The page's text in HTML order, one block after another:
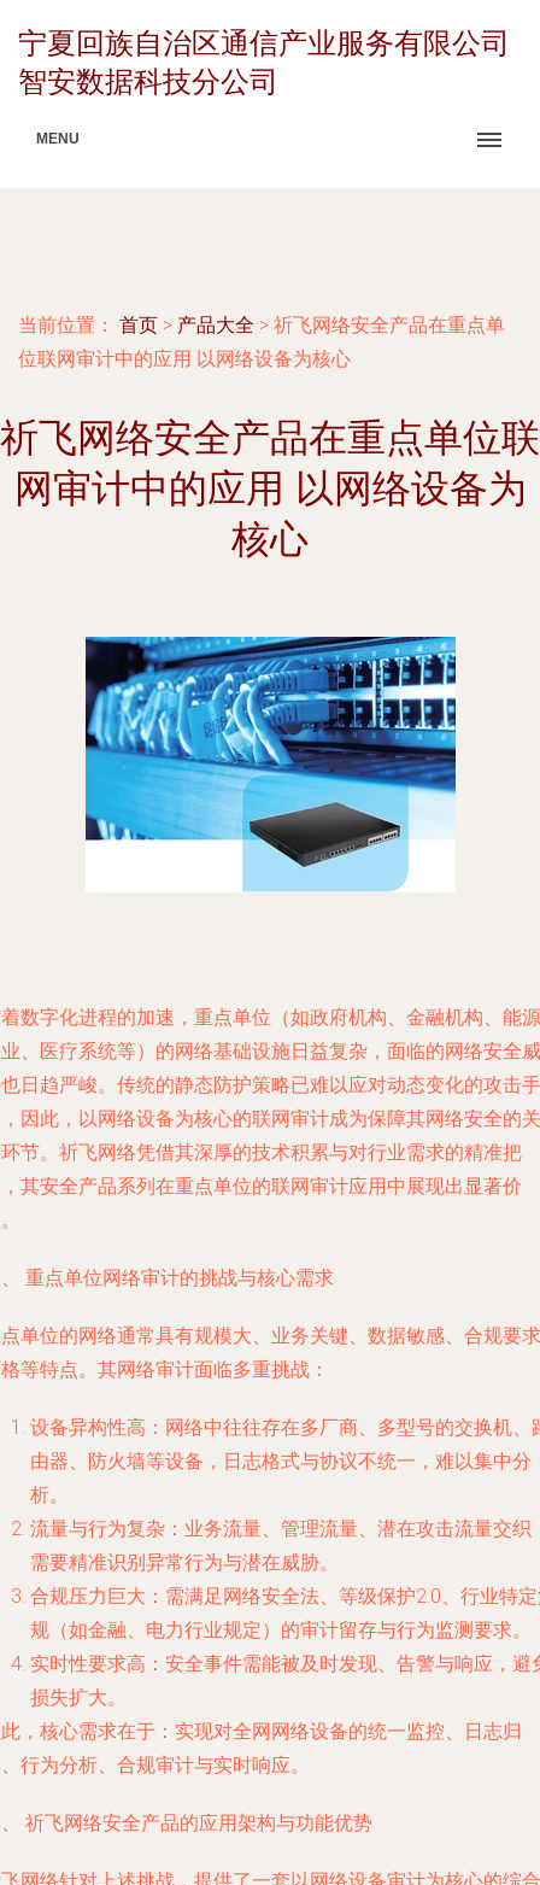
宁夏回族自治区通信产业服务有限公司
智安数据科技分公司
MENU
当前位置： 首页 > 产品大全 > 祈飞网络安全产品在重点单
位联网审计中的应用 以网络设备为核心
祈飞网络安全产品在重点单位联
网审计中的应用 以网络设备为
核心
数字化进程的加速，重点单位（如政府机构、金融机构、能源
、医疗系统等）的网络基础设施日益复杂，面临的网络安全威
日趋严峻。传统的静态防护策略已难以应对动态变化的攻击手
因此，以网络设备为核心的联网审计成为保障其网络安全的关
节。祈飞网络凭借其深厚的技术积累与对行业需求的精准把
其安全产品系列在重点单位的联网审计应用中展现出显著价
重点单位网络审计的挑战与核心需求
单位的网络通常具有规模大、业务关键、数据敏感、合规要求
等特点。其网络审计面临多重挑战：
设备异构性高 ：网络中往往存在多厂商、多型号的交换机、
由器、防火墙等设备，日志格式与协议不统一，难以集中分
析。
流量与行为复杂 ：业务流量、管理流量、潜在攻击流量交织
需要精准识别异常行为与潜在威胁。
合规压力巨大 ：需满足网络安全法、等级保护2.0、行业特
规（如金融、电力行业规定）的审计留存与行为监测要求。
实时性要求高 ：安全事件需能被及时发现、告警与响应，避
损失扩大。
，核心需求在于：实现对全网网络设备的统一监控、日志归
行为分析、合规审计与实时响应。
祈飞网络安全产品的应用架构与功能优势